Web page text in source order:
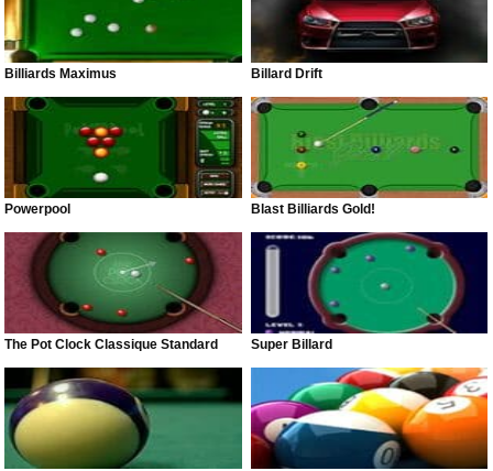
Billiards Maximus Billard Drift
Powerpool Blast Billiards Gold!
The Pot Clock Classique Standard Super Billard